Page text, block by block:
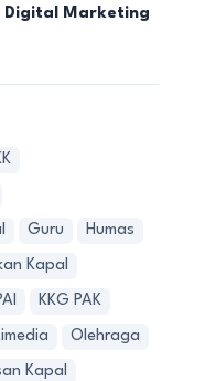
Digital Marketing
Guru Humas
Kapal
KKG PAK
Olehraga
Kapal